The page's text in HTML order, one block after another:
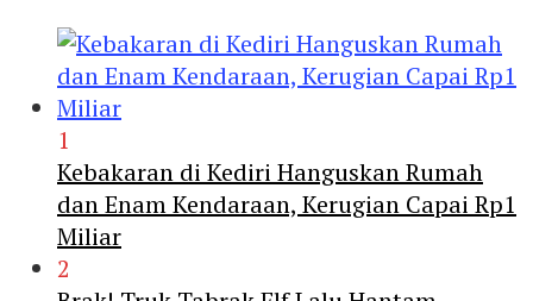
1
Kebakaran di Kediri Hanguskan Rumah
dan Enam Kendaraan, Kerugian Capai Rp1
Miliar
2